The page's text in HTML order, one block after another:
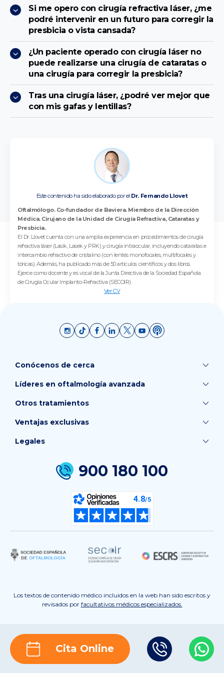
Si me opero con cirugía refractiva láser, ¿me
podré intervenir en un futuro para corregir la
presbicia o vista cansada?
¿Un paciente operado con cirugía láser no
puede realizarse una cirugía de cataratas o
una cirugía para corregir la presbicia?
Tras una cirugía láser, ¿podré ver mejor que
con mis gafas y lentillas?
Este contenido ha sido elaborado por el Dr. Fernando Llovet
Oftalmólogo. Co-fundador de Baviera. Miembro de la Dirección
Médica. Cirujano de la Unidad de Cirugía Refractiva, Cataratas y
Presbicia.
El Dr. Llovet cuenta con una amplia experiencia en procedimientos de cirugía
refractiva láser (Lasik, Lasek y PRK) y cirugía intraocular, incluyendo cataratas e
intercambio refractivo de cristalino (con lentes monofocales, multifocales y
tóricas). Además, ha publicado más de 50 artículos científicos y dos libros.
Ejerce como docente y es vocal de la Junta Directiva de la Sociedad Española
de Cirugía Ocular Implanto-Refractiva (SECOIR).
Ver CV
Conócenos de cerca
Líderes en oftalmología avanzada
Otros tratamientos
Ventajas exclusivas
900 180 100
Legales
Los textos de contenido médico incluidos en la web han sido escritos y
revisados por facultativos médicos especializados.
Cita Online